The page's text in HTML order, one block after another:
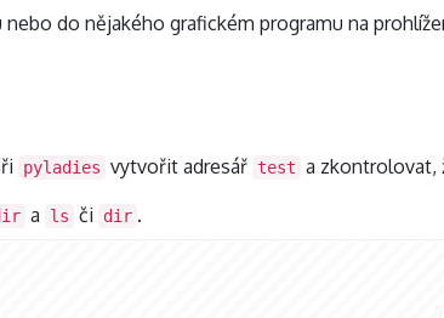
do nějakého grafickém programu na
pyladies vytvořit adresář test a zkontrolovat,
a ls či dir .